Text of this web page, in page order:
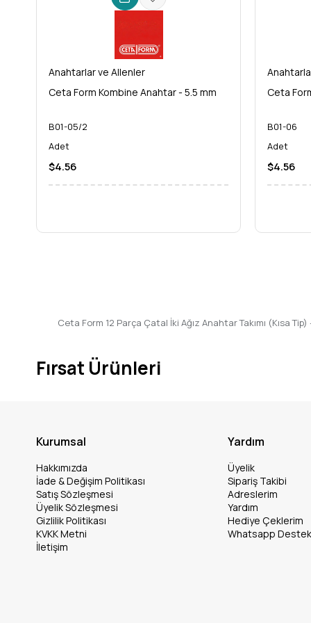
Anahtarlar ve Allenler
Ceta Form Kombine Anahtar - 5.5 mm
B01-05/2
Adet
$4.56
Ceta
B01-06
Adet
$4.56
Ceta Form 12 Parça Çatal İki Ağız Anahtar Takımı (Kısa
Fırsat Ürünleri
Kurumsal
Hakkımızda
İade & Değişim Politikası
Satış Sözleşmesi
Üyelik Sözleşmesi
Gizlilik Politikası
KVKK Metni
İletişim
Yardım
Üyelik
Sipariş Takibi
Adreslerim
Yardım
Hediye Çeklerim
Whatsapp Destek